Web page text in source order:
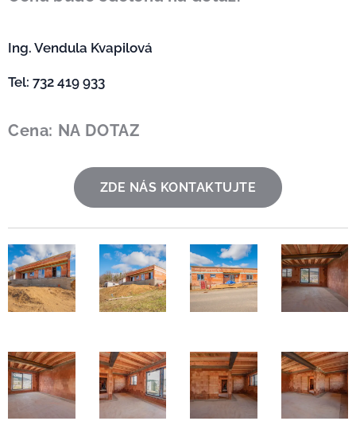
Ing. Vendula Kvapilová 🙋‍♀️
Tel: 732 419 933
Cena: NA DOTAZ
ZDE NÁS KONTAKTUJTE